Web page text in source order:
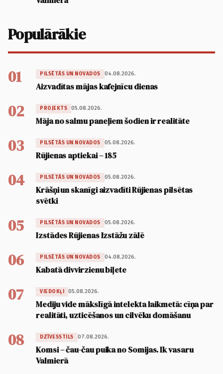
Populārākie
01 PILSĒTĀS UN NOVADOS 04.08.2026.
Aizvadītas mājas kafejnīcu dienas
02 PROJEKTS 05.08.2026.
Māja no salmu paneļiem šodien ir realitāte
03 PILSĒTĀS UN NOVADOS 05.08.2026.
Rūjienas aptiekai – 185
04 PILSĒTĀS UN NOVADOS 05.08.2026.
Krāšņi un skanīgi aizvadīti Rūjienas pilsētas
svētki
05 PILSĒTĀS UN NOVADOS 05.08.2026.
Izstādes Rūjienas Izstāžu zālē
06 PILSĒTĀS UN NOVADOS 04.08.2026.
Kabatā divvirzienu biļete
07 VIEDOKĻI 05.08.2026.
Mediju vide mākslīgā intelekta laikmetā: cīņa par
realitāti, uzticēšanos un cilvēku domāšanu
08 DZĪVESSTILS 07.08.2026.
Komsi – čau-čau puika no Somijas. Ik vasaru
Valmierā